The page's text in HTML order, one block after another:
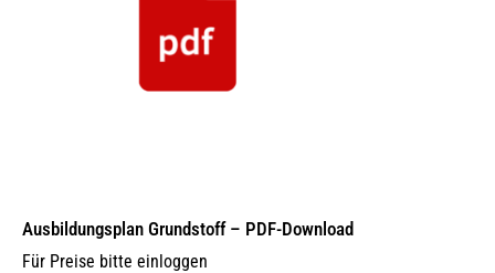
Ausbildungsplan Grundstoff – PDF-Download
Für Preise bitte einloggen